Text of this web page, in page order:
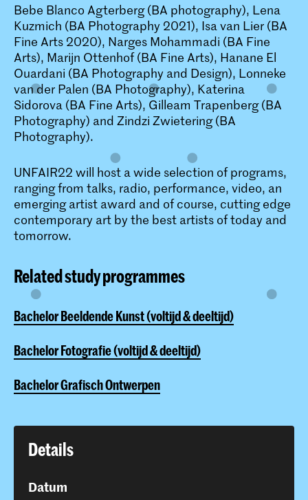
Bebe Blanco Agterberg (BA photography), Lena
Kuzmich (BA Photography 2021), Isa van Lier (BA
Fine Arts 2020), Narges Mohammadi (BA Fine
Arts), Marijn Ottenhof (BA Fine Arts), Hanane El
Ouardani (BA Photography and Design), Lonneke
van der Palen (BA Photography), Katerina
Sidorova (BA Fine Arts), Gilleam Trapenberg (BA
Photography) and Zindzi Zwietering (BA
Photography).
UNFAIR22 will host a wide selection of programs,
ranging from talks, radio, performance, video, an
emerging artist award and of course, cutting edge
contemporary art by the best artists of today and
tomorrow.
Related study programmes
Bachelor Beeldende Kunst (voltijd & deeltijd)
Bachelor Fotografie (voltijd & deeltijd)
Bachelor Grafisch Ontwerpen
Details
Datum